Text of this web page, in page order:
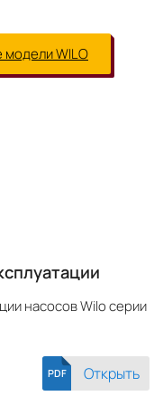
модели WILO
насосов Wilo серии
PDF Открыть